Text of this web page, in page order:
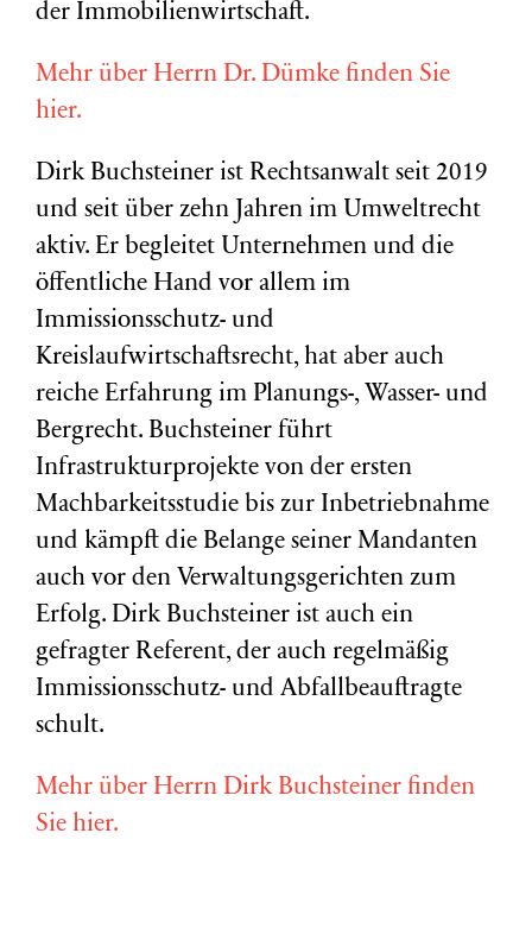
der Immobilienwirtschaft.
Mehr über Herrn Dr. Dümke finden Sie
hier.
Dirk Buchsteiner ist Rechtsanwalt seit 2019
und seit über zehn Jahren im Umweltrecht
aktiv. Er begleitet Unternehmen und die
öffentliche Hand vor allem im
Immissionsschutz- und
Kreislaufwirtschaftsrecht, hat aber auch
reiche Erfahrung im Planungs-, Wasser- und
Bergrecht. Buchsteiner führt
Infrastrukturprojekte von der ersten
Machbarkeitsstudie bis zur Inbetriebnahme
und kämpft die Belange seiner Mandanten
auch vor den Verwaltungsgerichten zum
Erfolg. Dirk Buchsteiner ist auch ein
gefragter Referent, der auch regelmäßig
Immissionsschutz- und Abfallbeauftragte
schult.
Mehr über Herrn Dirk Buchsteiner finden
Sie hier.